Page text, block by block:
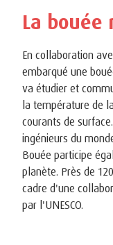
La bouée
En collaboration
embarqué une
va étudier et
la température de
courants de
ingénieurs du
Bouée participe
planète. Près de
cadre d'une
par l'UNESCO.